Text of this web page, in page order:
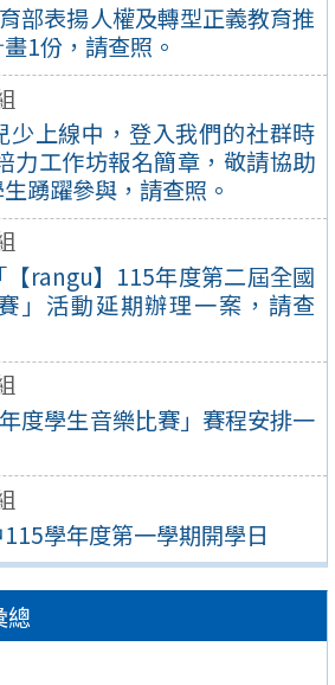
部表揚人權及轉型正義教育推
1份，請查照。
少上線中，登入我們的社群時
力工作坊報名簡章，敬請協助
踴躍參與，請查照。
rangu】115年度第二屆全國
」活動延期辦理一案，請查
度學生音樂比賽」賽程安排一
學年度第一學期開學日
總